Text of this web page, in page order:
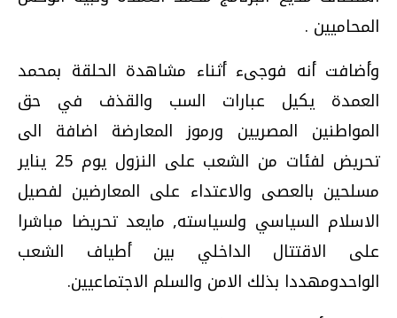
المحاميين .
وأضافت أنه فوجىء أثناء مشاهدة الحلقة بمحمد
العمدة يكيل عبارات السب والقذف في حق
المواطنين المصريين ورموز المعارضة اضافة الى
تحريض لفئات من الشعب على النزول يوم 25 يناير
مسلحين بالعصى والاعتداء على المعارضين لفصيل
الاسلام السياسي ولسياسته, مايعد تحريضا مباشرا
على الاقتتال الداخلي بين أطياف الشعب
الواحدومهددا بذلك الامن والسلم الاجتماعيين.